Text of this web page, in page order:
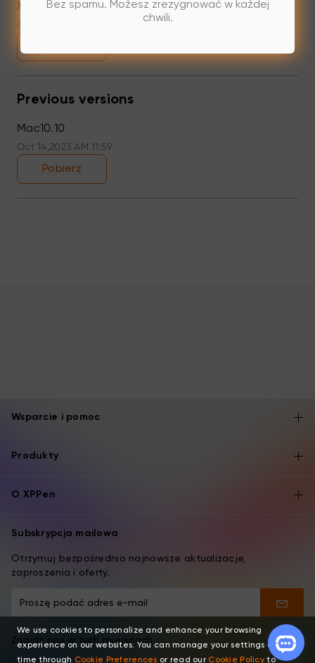
XPPenMac_3.4.15_240313
Previous versions
Mac10.10
Oct 14,2023 AM 11:59
Pobierz
Wsparcie i pomoc
Produkty
O XPPen
Subskrypcja mailowa
Otrzymuj bezpośrednio najnowsze aktualizacje,
zaproszenia i oferty.
Znajdź nas w tych miejscach
We use cookies to personalize and enhance your browsing
experience on our websites. You can manage your settings at any
time through Cookie Preferences or read our Cookie Policyto
Bez spamu. Możesz zrezygnować w każdej
chwili.